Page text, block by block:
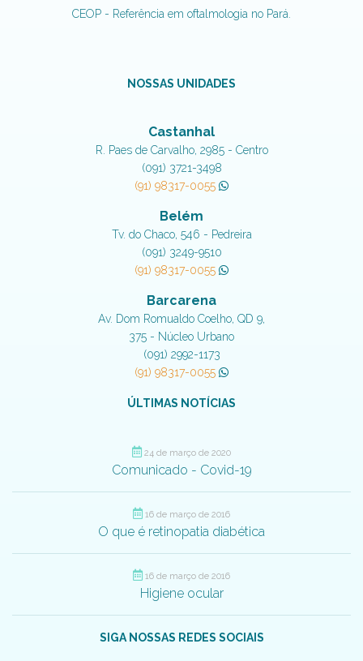
CEOP - Referência em oftalmologia no Pará.
NOSSAS UNIDADES
Castanhal
R. Paes de Carvalho, 2985 - Centro
(091) 3721-3498
(91) 98317-0055
Belém
Tv. do Chaco, 546 - Pedreira
(091) 3249-9510
(91) 98317-0055
Barcarena
Av. Dom Romualdo Coelho, QD 9,
375 - Núcleo Urbano
(091) 2992-1173
(91) 98317-0055
ÚLTIMAS NOTÍCIAS
24 de março de 2020
Comunicado - Covid-19
16 de março de 2016
O que é retinopatia diabética
16 de março de 2016
Higiene ocular
SIGA NOSSAS REDES SOCIAIS